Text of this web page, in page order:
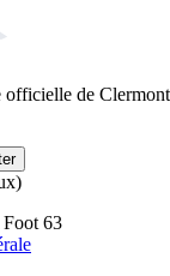
officielle de
63